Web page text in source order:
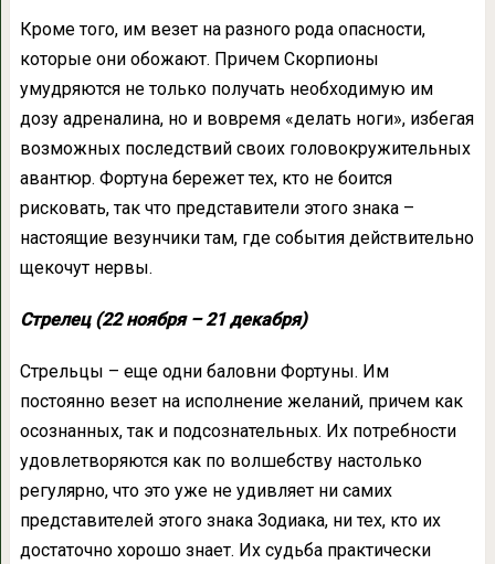
Кроме того, им везет на разного рода опасности,
которые они обожают. Причем Скорпионы
умудряются не только получать необходимую им
дозу адреналина, но и вовремя «делать ноги», избегая
возможных последствий своих головокружительных
авантюр. Фортуна бережет тех, кто не боится
рисковать, так что представители этого знака –
настоящие везунчики там, где события действительно
щекочут нервы.
Стрелец (22 ноября – 21 декабря)
Стрельцы – еще одни баловни Фортуны. Им
постоянно везет на исполнение желаний, причем как
осознанных, так и подсознательных. Их потребности
удовлетворяются как по волшебству настолько
регулярно, что это уже не удивляет ни самих
представителей этого знака Зодиака, ни тех, кто их
достаточно хорошо знает. Их судьба практически